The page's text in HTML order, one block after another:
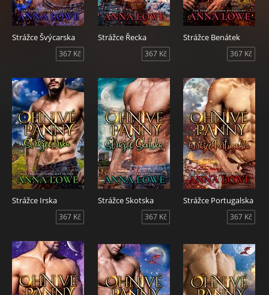
Strážce Švýcarska
367 Kč
Strážce Řecka
367 Kč
Strážce Benátek
367 Kč
Strážce Irska
367 Kč
Strážce Skotska
367 Kč
Strážce Portugalska
367 Kč